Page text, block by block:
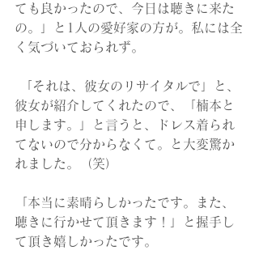
ても良かったので、今日は聴きに来た
の。」と1人の愛好家の方が。私には全
く気づいておられず。
彼女が紹介してくれたので、「楠本と
申します。」と言うと、ドレス着られ
てないので分からなくて。と大変驚か
れました。（笑）
「本当に素晴らしかったです。また、
聴きに行かせて頂きます！」と握手し
て頂き嬉しかったです。